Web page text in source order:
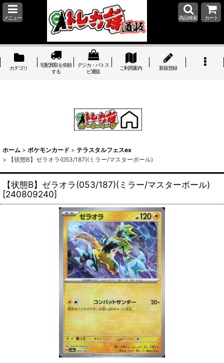
メニュー 商品検索 カート
カテゴリ
宅配買取を依頼
する
デジカ・バトス
ピ通販
ご利用案内 新規登録
ホーム > ポケモンカード > テラスタルフェスex
>
【状態B】ゼラオラ(053/187)(ミラー/マスターボール)
【状態B】ゼラオラ(053/187)(ミラー/マスターボール)
[240809240]